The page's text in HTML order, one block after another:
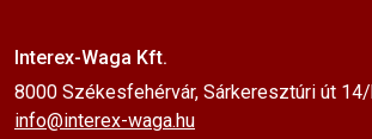
Interex-Waga Kft.
8000 Székesfehérvár, Sárkeresztúri út
info@interex-waga.hu